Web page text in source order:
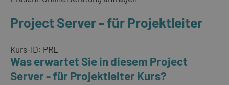
Project Server - für Projektleiter
Kurs-ID: PRL
Was erwartet Sie in diesem Project
Server - für Projektleiter Kurs?